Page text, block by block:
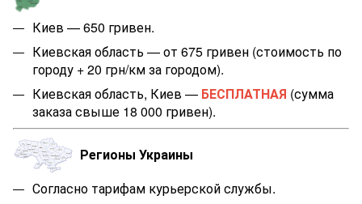
Киев — 650 гривен.
Киевская область — от 675 гривен (стоимость по
городу + 20 грн/км за городом).
Киевская область, Киев — БЕСПЛАТНАЯ (сумма
заказа свыше 18 000 гривен).
Регионы Украины
Согласно тарифам курьерской службы.